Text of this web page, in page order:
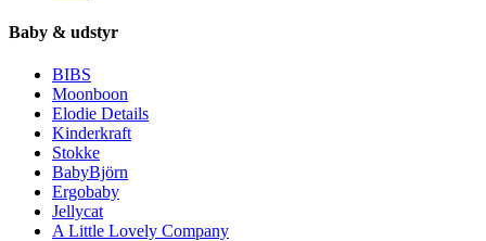
Baby & udstyr
BIBS
Moonboon
Elodie Details
Kinderkraft
Stokke
BabyBjörn
Ergobaby
Jellycat
A Little Lovely Company